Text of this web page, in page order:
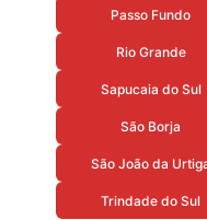
Passo Fundo
Rio Grande
Sapucaia do Sul
São Borja
São João da
Trindade do Sul